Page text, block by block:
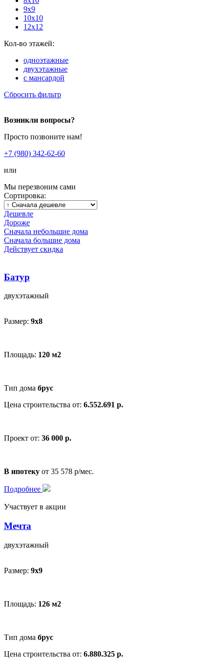
9x9
10x10
12x12
Кол-во этажей:
одноэтажные
двухэтажные
с мансардой
Сбросить фильтр
Возникли вопросы?
Просто позвоните нам!
+7 (980) 342-62-60
или
Мы перезвоним сами
Сортировка:
Дешевле
Дороже
Сначала небольшие дома
Сначала большие дома
Действует скидка
Батур
двухэтажный
Размер: 9х8
Площадь: 120 м2
Тип дома брус
Цена строительства от: 6.552.691 р.
Проект от: 36 000 р.
В ипотеку от 35 578 р/мес.
Подробнее
Участвует в акции
Мечта
двухэтажный
Размер: 9х9
Площадь: 126 м2
Тип дома брус
Цена строительства от: 6.880.325 р.